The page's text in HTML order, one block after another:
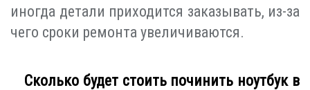
иногда детали приходится заказывать, из-за
чего сроки ремонта увеличиваются.
Сколько будет стоить починить ноутбук в